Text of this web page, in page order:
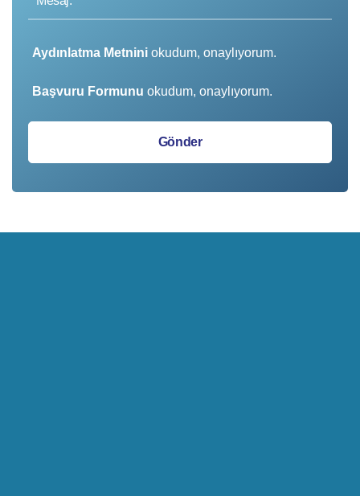
Aydınlatma Metnini okudum, onaylıyorum.
Başvuru Formunu okudum, onaylıyorum.